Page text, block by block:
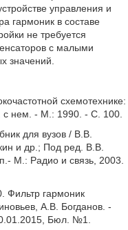
управления и
гармоник в составе
не требуется
с малыми
значений.
схемотехнике:
с нем. - М.: 1990. - С. 100.
для вузов / В.В.
и др.; Под ред. В.В.
М.: Радио и связь, 2003.
Фильтр гармоник
А.В. Богданов. -
Бюл. №1.